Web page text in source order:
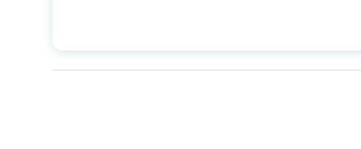
عدد الغرف
3